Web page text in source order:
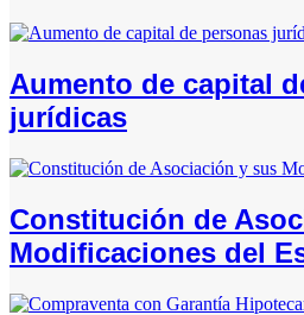
Aumento de capital
jurídicas
Constitución de
Modificaciones del